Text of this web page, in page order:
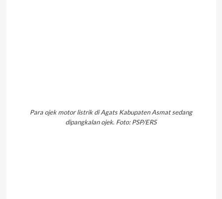
Para ojek motor listrik di Agats Kabupaten Asmat sedang
dipangkalan ojek. Foto: PSP/ERS